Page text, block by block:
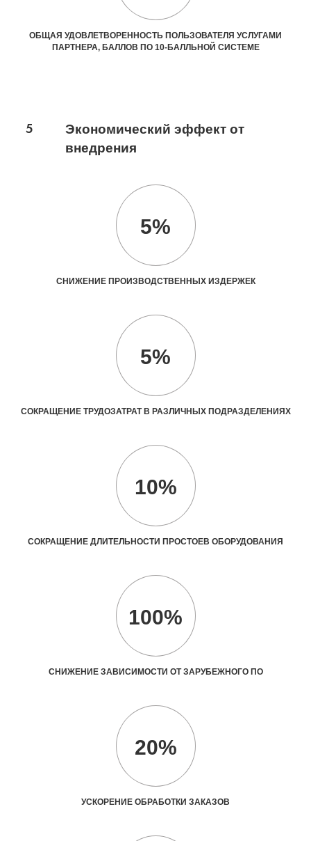
ОБЩАЯ УДОВЛЕТВОРЕННОСТЬ ПОЛЬЗОВАТЕЛЯ УСЛУГАМИ
ПАРТНЕРА, БАЛЛОВ ПО 10-БАЛЛЬНОЙ СИСТЕМЕ
5
Экономический эффект от
внедрения
5%
СНИЖЕНИЕ ПРОИЗВОДСТВЕННЫХ ИЗДЕРЖЕК
5%
СОКРАЩЕНИЕ ТРУДОЗАТРАТ В РАЗЛИЧНЫХ ПОДРАЗДЕЛЕНИЯХ
10%
СОКРАЩЕНИЕ ДЛИТЕЛЬНОСТИ ПРОСТОЕВ ОБОРУДОВАНИЯ
100%
СНИЖЕНИЕ ЗАВИСИМОСТИ ОТ ЗАРУБЕЖНОГО ПО
20%
УСКОРЕНИЕ ОБРАБОТКИ ЗАКАЗОВ